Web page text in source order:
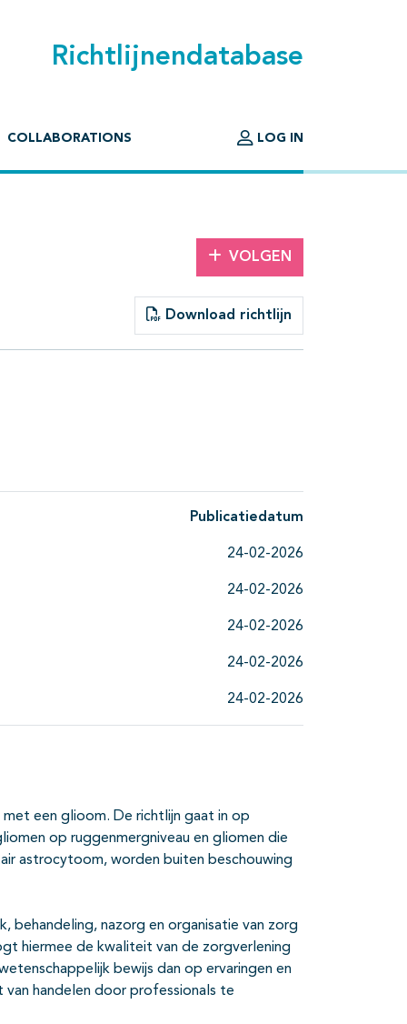
Richtlijnendatabase
COLLABORATIONS LOG IN
VOLGEN
Download richtlijn
Publicatiedatum
24-02-2026
24-02-2026
24-02-2026
24-02-2026
24-02-2026
een glioom. De richtlijn gaat in op
op ruggenmergniveau en gliomen die
astrocytoom, worden buiten beschouwing
behandeling, nazorg en organisatie van zorg
hiermee de kwaliteit van de zorgverlening
bewijs dan op ervaringen en
handelen door professionals te